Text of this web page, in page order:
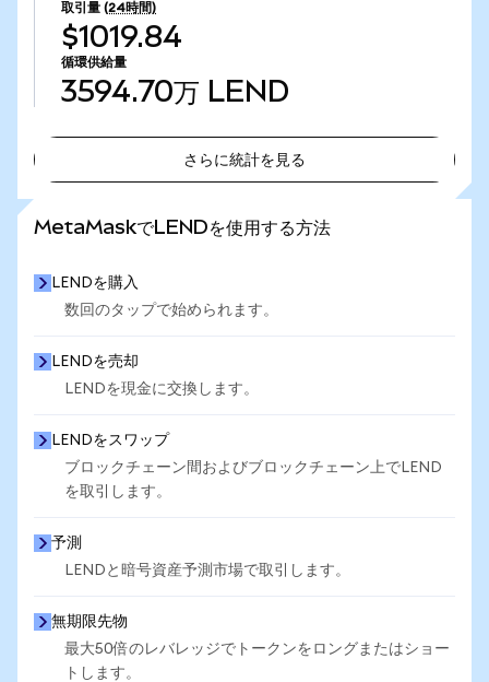
取引量 (24時間)
$1019.84
循環供給量
3594.70万 LEND
さらに統計を見る
MetaMaskでLENDを使用する方法
LENDを購入
数回のタップで始められます。
LENDを売却
LENDを現金に交換します。
LENDをスワップ
ブロックチェーン間およびブロックチェーン上でLEND
を取引します。
予測
LENDと暗号資産予測市場で取引します。
無期限先物
最大50倍のレバレッジでトークンをロングまたはショー
トします。